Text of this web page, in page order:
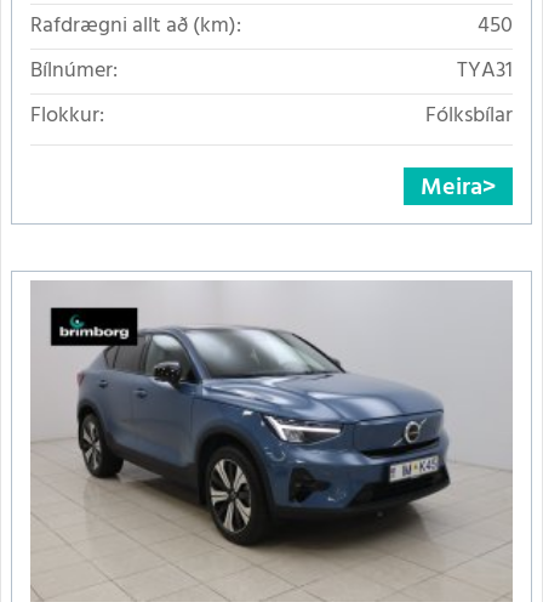
Rafdrægni allt að (km):
450
Bílnúmer:
TYA31
Flokkur:
Fólksbílar
Meira